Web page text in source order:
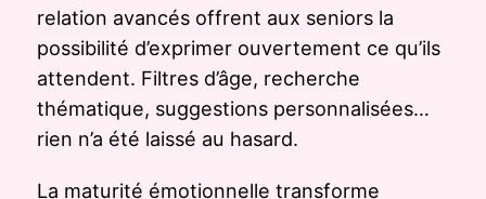
relation avancés offrent aux seniors la
possibilité d’exprimer ouvertement ce qu’ils
attendent. Filtres d’âge, recherche
thématique, suggestions personnalisées…
rien n’a été laissé au hasard.
La maturité émotionnelle transforme